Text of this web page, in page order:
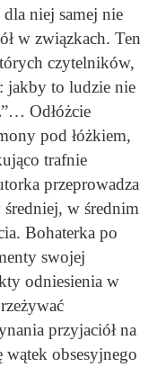
niej samej nie
w związkach. Ten
czytelników,
jakby to ludzie nie
Odłóżcie
pod łóżkiem,
trafnie
przeprowadza
w średnim
Bohaterka po
swojej
odniesienia w
przyjaciół na
obsesyjnego